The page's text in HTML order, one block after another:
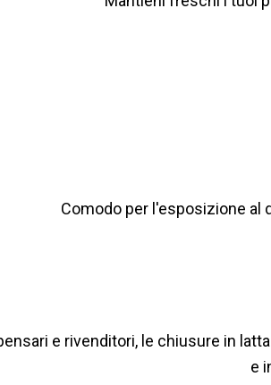
Comodo per l'esposizione al
e rivenditori, le chiusure in
e